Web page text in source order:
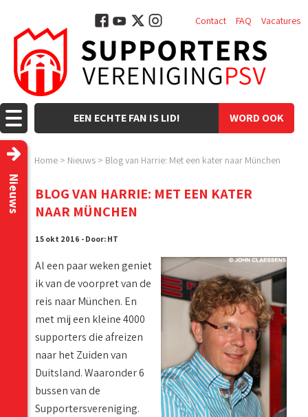
WORD OOK
EEN ECHTE FAN IS LID!
Contact FAQ Vacatures
Home > Nieuws > Blog van Harrie: Met een kater naar München
Nieuws
BLOG VAN HARRIE: MET EEN KATER
NAAR MÜNCHEN
15 okt 2016 - Door: HT
Al een paar weken geniet
ik van de voorpret van de
reis naar München. En
met mij een kleine 4000
supporters die afreizen
naar het Zuiden van
Duitsland. Waaronder 6
bussen van de
Supportersvereniging.